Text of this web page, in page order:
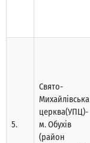
5.
Свято-
Михайлівська
церква(УПЦ)-
м. Обухів
(район